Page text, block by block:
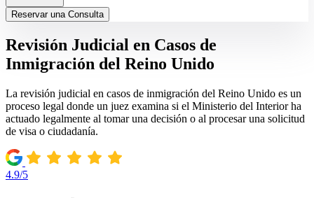
Reservar una Consulta
Revisión Judicial en Casos de
Inmigración del Reino Unido
La revisión judicial en casos de inmigración del Reino Unido es un
proceso legal donde un juez examina si el Ministerio del Interior ha
actuado legalmente al tomar una decisión o al procesar una solicitud
de visa o ciudadanía.
4.9/5